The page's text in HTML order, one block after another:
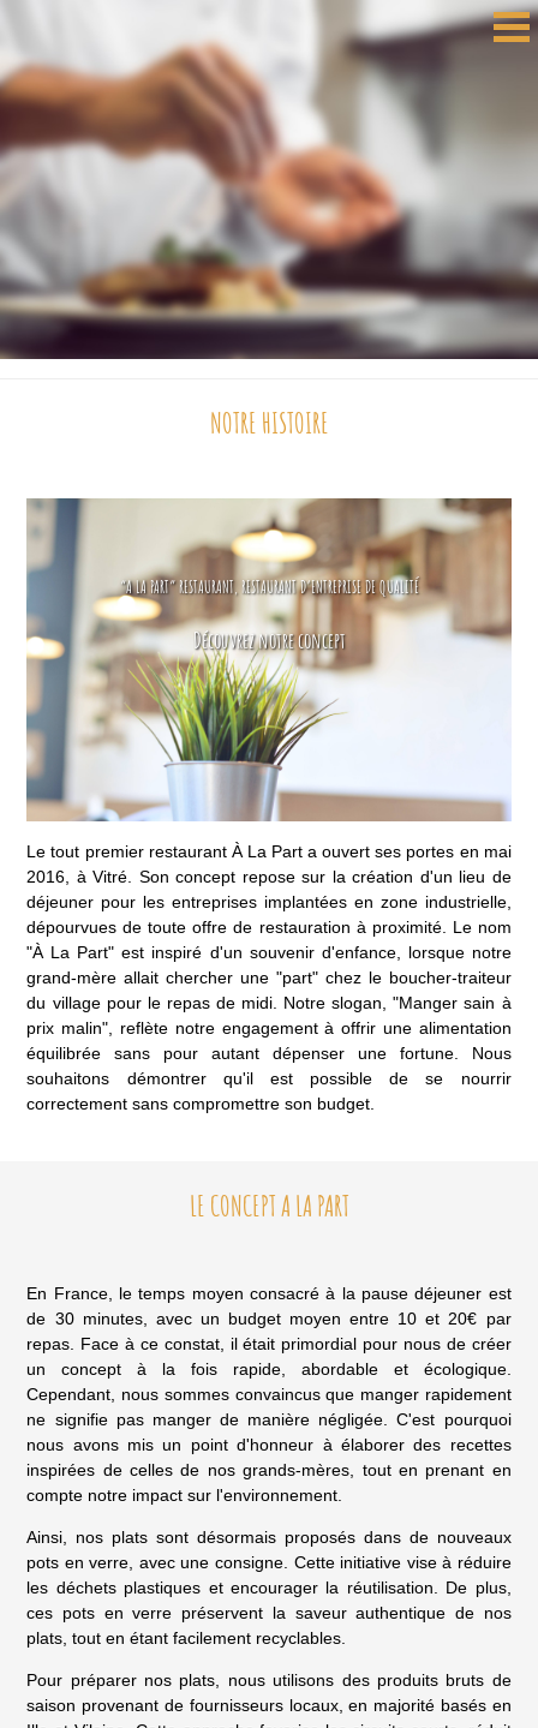
“A LA PART” RESTAURANT, RESTAURANT D’ENTREPRISE DE QUALITÉ
Découvrez notre concept
NOTRE HISTOIRE
Le tout premier restaurant À La Part a ouvert ses portes en mai
2016, à Vitré. Son concept repose sur la création d'un lieu de
déjeuner pour les entreprises implantées en zone industrielle,
dépourvues de toute offre de restauration à proximité. Le nom
"À La Part" est inspiré d'un souvenir d'enfance, lorsque notre
grand-mère allait chercher une "part" chez le boucher-traiteur
du village pour le repas de midi. Notre slogan, "Manger sain à
prix malin", reflète notre engagement à offrir une alimentation
équilibrée sans pour autant dépenser une fortune. Nous
souhaitons démontrer qu'il est possible de se nourrir
correctement sans compromettre son budget.
LE CONCEPT A LA PART
de 30 minutes, avec un budget moyen entre 10 et 20€ par
repas. Face à ce constat, il était primordial pour nous de créer
un concept à la fois rapide, abordable et écologique.
Cependant, nous sommes convaincus que manger rapidement
ne signifie pas manger de manière négligée. C'est pourquoi
nous avons mis un point d'honneur à élaborer des recettes
inspirées de celles de nos grands-mères, tout en prenant en
compte notre impact sur l'environnement.
pots en verre, avec une consigne. Cette initiative vise à réduire
les déchets plastiques et encourager la réutilisation. De plus,
ces pots en verre préservent la saveur authentique de nos
plats, tout en étant facilement recyclables.
saison provenant de fournisseurs locaux, en majorité basés en
Ille-et-Vilaine. Cette approche favorise les circuits courts, réduit